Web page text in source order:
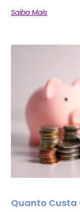
Saiba Mais
Quanto Custa